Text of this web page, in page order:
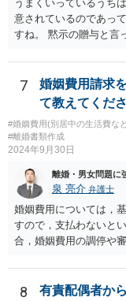
うまくいっているうち
意されているのであっ
すね。 黙示の贈与と言
7
婚姻費用請求
て教えてくだ
#婚姻費用(別居中の生活費な
#離婚書類作成
2024年9月30日
離婚・男女問題に
泉 亮介 弁護士
婚姻費用については，
すので，支払わないと
合，婚姻費用の調停や
8 有責配偶者か